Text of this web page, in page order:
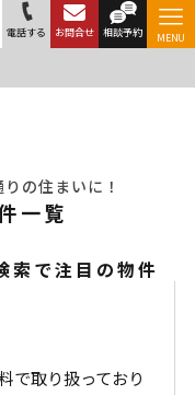
電話する お問合せ 相談予約 MENU
の住まいに！
一覧
索で注目の物件
で取り扱っており